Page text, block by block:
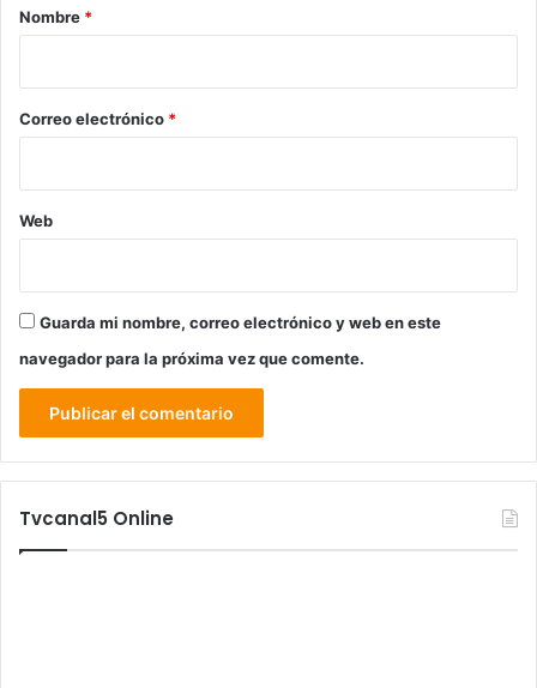
r
*
Nombre *
Correo electrónico *
Web
Guarda mi nombre, correo electrónico y web en este
navegador para la próxima vez que comente.
Tvcanal5 Online